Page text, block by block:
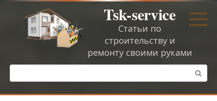
Перейти
Tsk-service
Статьи по
строительству и
ремонту своими руками
Поиск: